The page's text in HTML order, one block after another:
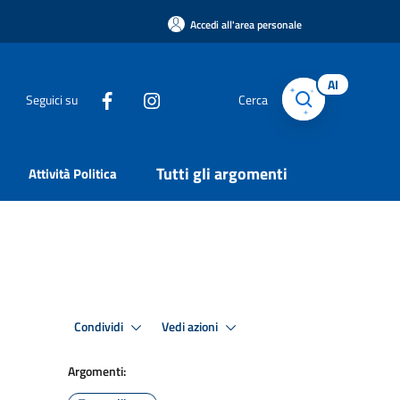
Accedi all'area personale
Seguici su Cerca
AI
Attività Politica Tutti gli argomenti
Condividi Vedi azioni
Argomenti: